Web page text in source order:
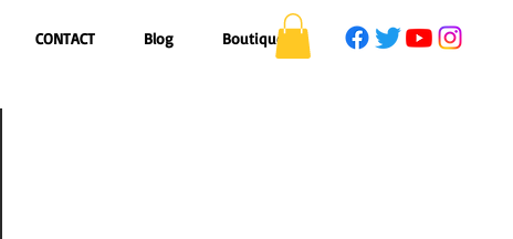
CONTACT Blog Boutique